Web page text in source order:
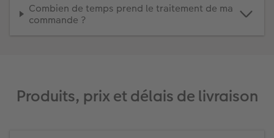
Combien de temps prend le traitement de ma
commande ?
Produits, prix et délais de livraison